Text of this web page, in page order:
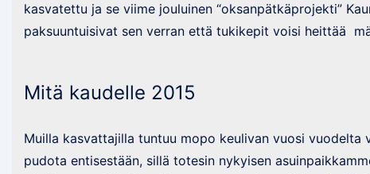
kasvatettu ja se viime jouluinen “oksanpätkäprojekti”
paksuuntuisivat sen verran että tukikepit voisi heittää
Mitä kaudelle 2015
Muilla kasvattajilla tuntuu mopo keulivan vuosi vuodelta
pudota entisestään, sillä totesin nykyisen